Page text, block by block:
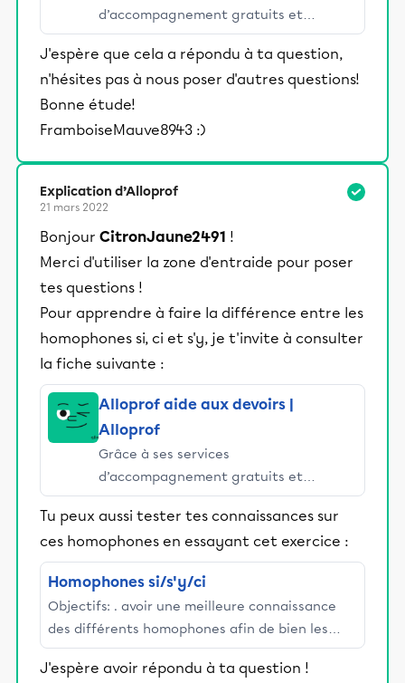
d’accompagnement gratuits et
stimulants, Alloprof engage les élèves
et leurs parents dans la réussite
éducative.
J'espère que cela a répondu à ta question,
n'hésites pas à nous poser d'autres questions!
Bonne étude!
FramboiseMauve8943 :)
Explication d’Alloprof
21 mars 2022
Bonjour CitronJaune2491 !
Merci d'utiliser la zone d'entraide pour poser
tes questions !
Pour apprendre à faire la différence entre les
homophones si, ci et s'y, je t'invite à consulter
la fiche suivante :
Alloprof aide aux devoirs |
Alloprof
Grâce à ses services
d’accompagnement gratuits et
stimulants, Alloprof engage les élèves
et leurs parents dans la réussite
éducative.
Tu peux aussi tester tes connaissances sur
ces homophones en essayant cet exercice :
Homophones si/s'y/ci
Objectifs: . avoir une meilleure connaissance
des différents homophones afin de bien les
orthographier;. augmenter sa capacité à
identifier certaines classes ...
J'espère avoir répondu à ta question !